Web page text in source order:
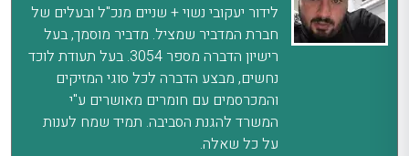
לידור יעקובי נשוי + שניים מנכ"ל ובעלים של
חברת המדביר שמציל. מדביר מוסמך, בעל
רישיון הדברה מספר 3054. בעל תעודת לוכד
נחשים, מבצע הדברה לכל סוגי המזיקים
והמכרסמים עם חומרים מאושרים ע"י
המשרד להגנת הסביבה. תמיד שמח לענות
על כל שאלה.